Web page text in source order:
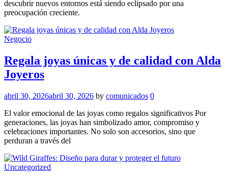
descubrir nuevos entornos está siendo eclipsado por una
preocupación creciente.
Negocio
Regala joyas únicas y de calidad con Alda
Joyeros
abril 30, 2026abril 30, 2026 by comunicados 0
El valor emocional de las joyas como regalos significativos Por
generaciones, las joyas han simbolizado amor, compromiso y
celebraciones importantes. No solo son accesorios, sino que
perduran a través del
Uncategorized